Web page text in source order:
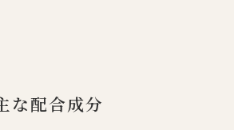
な配合成分